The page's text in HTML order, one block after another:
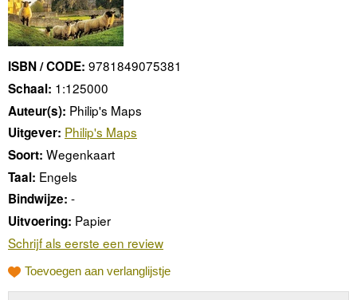
ISBN / CODE: 9781849075381
Schaal: 1:125000
Auteur(s): Philip's Maps
Uitgever: Philip's Maps
Soort: Wegenkaart
Taal: Engels
Bindwijze: -
Uitvoering: Papier
Schrijf als eerste een review
Toevoegen aan verlanglijstje